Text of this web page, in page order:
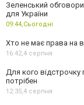
Зеленський
для України
09:44,Сьогодні
Хто не має права на
16:42,4 серпня
Для кого
потрібен
12:35,4 серпня